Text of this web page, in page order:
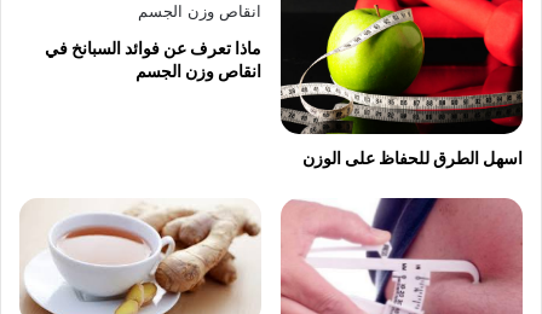
اسهل الطرق للحفاظ على الوزن
ماذا تعرف عن فوائد السبانخ في
انقاص وزن الجسم